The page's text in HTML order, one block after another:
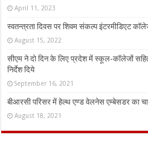
April 11, 2023
स्वतन्त्रता दिवस पर शिवम संकल्प इंटरमीडिएट
August 15, 2022
सीएम ने दो दिन के लिए प्रदेश में स्कूल-कॉलेजों
निर्देश दिये
September 16, 2021
बीआरसी परिसर में हेल्थ एण्ड वेलनेस एम्बेसडर का
August 18, 2021